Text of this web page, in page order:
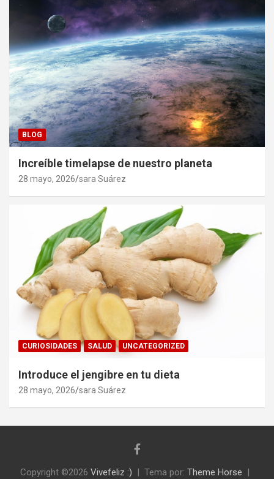
BLOG
Increíble timelapse de nuestro planeta
28 mayo, 2026 sara Suárez
CURIOSIDADES SALUD UNCATEGORIZED
Introduce el jengibre en tu dieta
28 mayo, 2026 sara Suárez
Copyright ©2026 Vivefeliz :) Tema por: Theme Horse